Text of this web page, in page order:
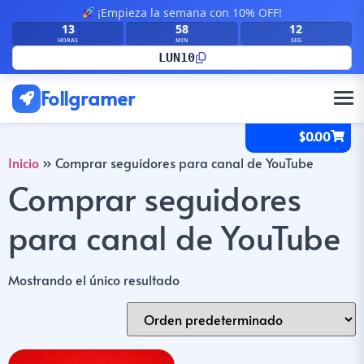
¡Empieza la semana con 10% OFF!
13
HORAS
: 58
MIN
: 12
SEG
LUN10
Follgramer
$0.00
Inicio » Comprar seguidores para canal de YouTube
Comprar seguidores
para canal de YouTube
Mostrando el único resultado